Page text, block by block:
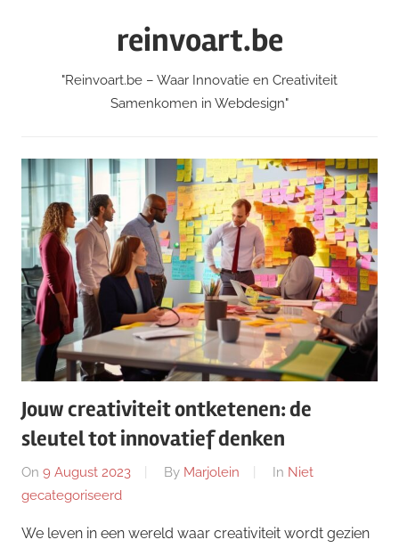
reinvoart.be
"Reinvoart.be – Waar Innovatie en Creativiteit
Samenkomen in Webdesign"
Jouw creativiteit ontketenen: de
sleutel tot innovatief denken
On 9 August 2023 By Marjolein In Niet
gecategoriseerd
We leven in een wereld waar creativiteit wordt gezien